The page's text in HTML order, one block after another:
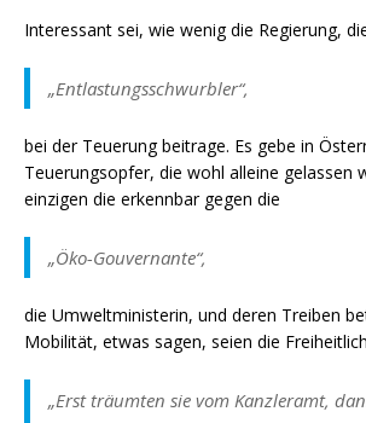
Interessant sei, wie wenig die Regierung,
„Entlastungsschwurbler“,
bei der Teuerung beitrage. Es gebe in
Teuerungsopfer, die wohl alleine gelassen
einzigen die erkennbar gegen die
„Öko-Gouvernante“,
die Umweltministerin, und deren Treiben
Mobilität, etwas sagen, seien die
„Erst träumten sie vom Kanzleramt,